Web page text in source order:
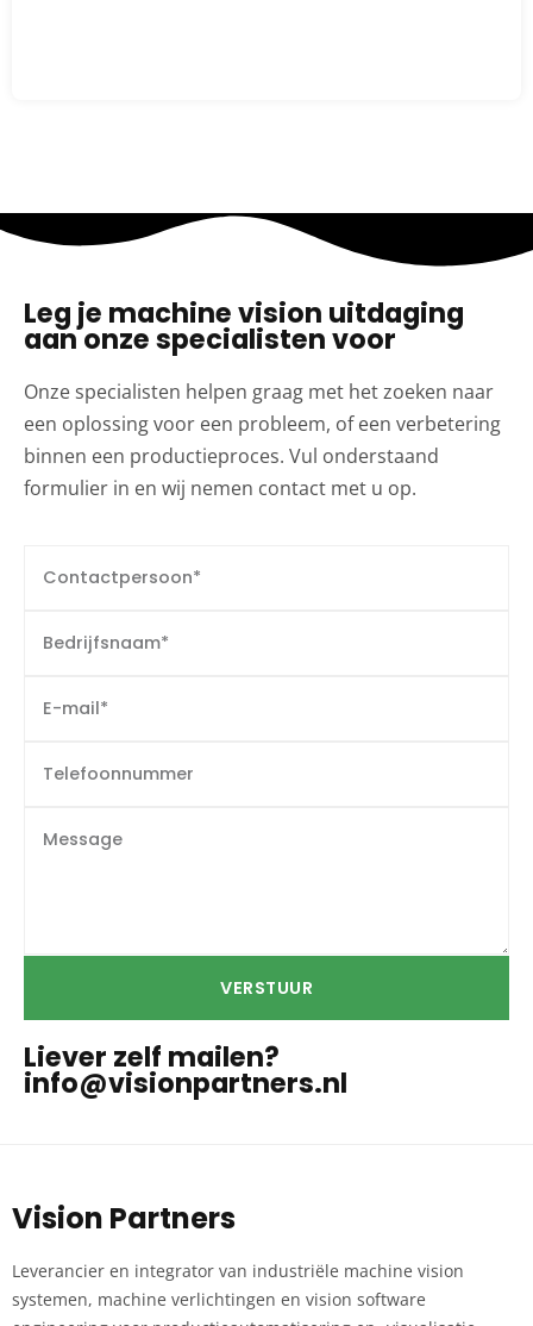
Leg je machine vision uitdaging
aan onze specialisten voor
Onze specialisten helpen graag met het zoeken naar
een oplossing voor een probleem, of een verbetering
binnen een productieproces. Vul onderstaand
formulier in en wij nemen contact met u op.
VERSTUUR
Liever zelf mailen?
info@visionpartners.nl
Vision Partners
Leverancier en integrator van industriële machine vision
systemen, machine verlichtingen en vision software